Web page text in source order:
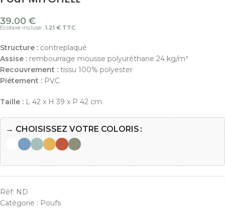
39.00 €
Ecotaxe incluse : 1.21 € TTC
Structure : contreplaqué
Assise : rembourrage mousse polyuréthane 24 kg/m³
Recouvrement : tissu 100% polyester
Piétement : PVC
Taille : L 42 x H 39 x P 42 cm
→ CHOISISSEZ VOTRE COLORIS
Réf: ND
Catégorie : Poufs